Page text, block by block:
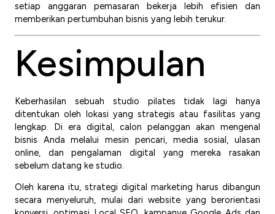
setiap anggaran pemasaran bekerja lebih efisien dan
memberikan pertumbuhan bisnis yang lebih terukur.
Kesimpulan
Keberhasilan sebuah studio pilates tidak lagi hanya
ditentukan oleh lokasi yang strategis atau fasilitas yang
lengkap. Di era digital, calon pelanggan akan mengenal
bisnis Anda melalui mesin pencari, media sosial, ulasan
online, dan pengalaman digital yang mereka rasakan
sebelum datang ke studio.
Oleh karena itu, strategi digital marketing harus dibangun
secara menyeluruh, mulai dari website yang berorientasi